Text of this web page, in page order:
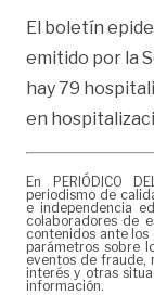
El boletín
emitido por la
hay 79
en
En PERIÓDICO
periodismo de
e independencia
colaboradores de
contenidos ante
parámetros sobre
eventos de fraude,
interés y otras
información.